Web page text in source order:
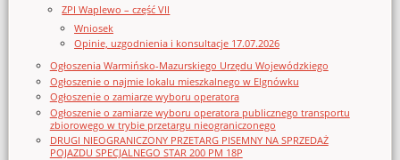
ZPI Waplewo – część VII
Wniosek
Opinie, uzgodnienia i konsultacje 17.07.2026
Ogłoszenia Warmińsko-Mazurskiego Urzędu Wojewódzkiego
Ogłoszenie o najmie lokalu mieszkalnego w Elgnówku
Ogłoszenie o zamiarze wyboru operatora
Ogłoszenie o zamiarze wyboru operatora publicznego transportu
zbiorowego w trybie przetargu nieograniczonego
DRUGI NIEOGRANICZONY PRZETARG PISEMNY NA SPRZEDAŻ
POJAZDU SPECJALNEGO STAR 200 PM 18P